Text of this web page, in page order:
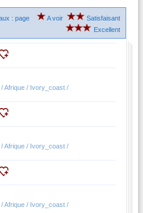
: page
A voir
Satisfaisant
Excellent
Afrique / Ivory_coast /
Afrique / Ivory_coast /
Afrique / Ivory_coast /